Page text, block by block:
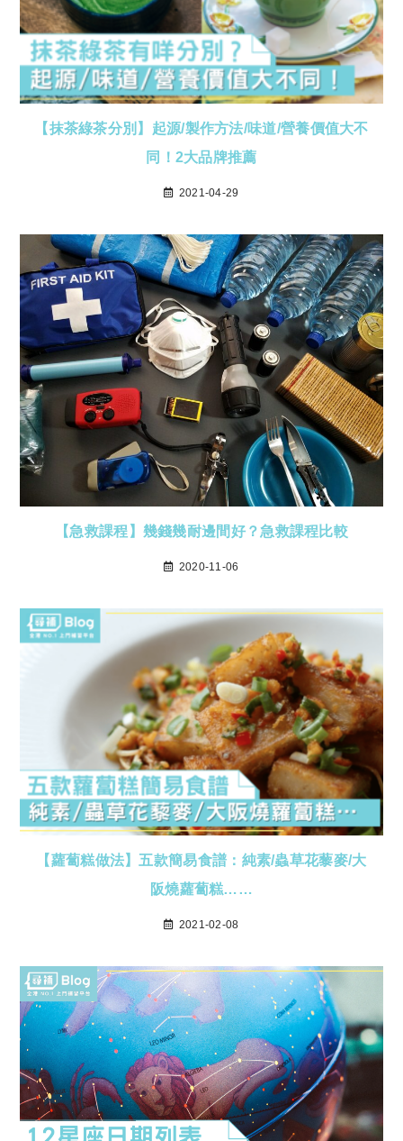
【抹茶綠茶分別】起源/製作方法/味道/營養價值大不
同！2大品牌推薦
2021-04-29
【急救課程】幾錢幾耐邊間好？急救課程比較
2020-11-06
【蘿蔔糕做法】五款簡易食譜：純素/蟲草花藜麥/大
阪燒蘿蔔糕……
2021-02-08